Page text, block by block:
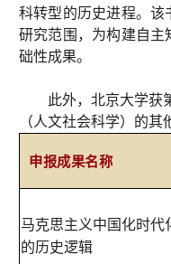
科转型的历史进程。该
研究范围，为构建自主
础性成果。
此外，北京大学获
（人文社会科学）的其
申报成果名称
马克思主义中国化时代
的历史逻辑